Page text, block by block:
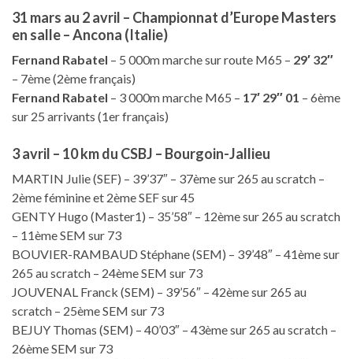
31 mars au 2 avril – Championnat d’Europe Masters
en salle – Ancona (Italie)
Fernand Rabatel – 5 000m marche sur route M65 – 29′ 32″
– 7ème (2ème français)
Fernand Rabatel – 3 000m marche M65 – 17′ 29″ 01 – 6ème
sur 25 arrivants (1er français)
3 avril – 10 km du CSBJ – Bourgoin-Jallieu
MARTIN Julie (SEF) – 39’37″ – 37ème sur 265 au scratch –
2ème féminine et 2ème SEF sur 45
GENTY Hugo (Master1) – 35’58″ – 12ème sur 265 au scratch
– 11ème SEM sur 73
BOUVIER-RAMBAUD Stéphane (SEM) – 39’48″ – 41ème sur
265 au scratch – 24ème SEM sur 73
JOUVENAL Franck (SEM) – 39’56″ – 42ème sur 265 au
scratch – 25ème SEM sur 73
BEJUY Thomas (SEM) – 40’03″ – 43ème sur 265 au scratch –
26ème SEM sur 73